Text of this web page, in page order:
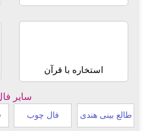
استخاره با قرآن
سایر
طالع بینی هندی فال چوب